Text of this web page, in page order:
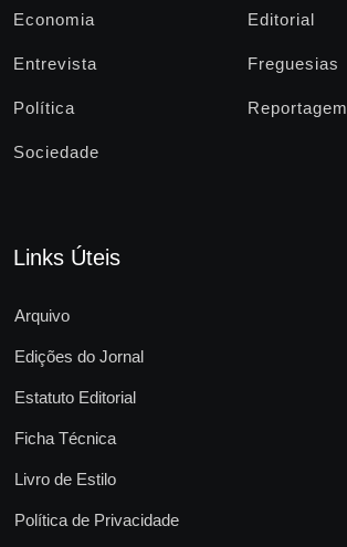
Economia Editorial
Entrevista Freguesias
Política Reportagem
Sociedade
Links Úteis
Arquivo
Edições do Jornal
Estatuto Editorial
Ficha Técnica
Livro de Estilo
Política de Privacidade